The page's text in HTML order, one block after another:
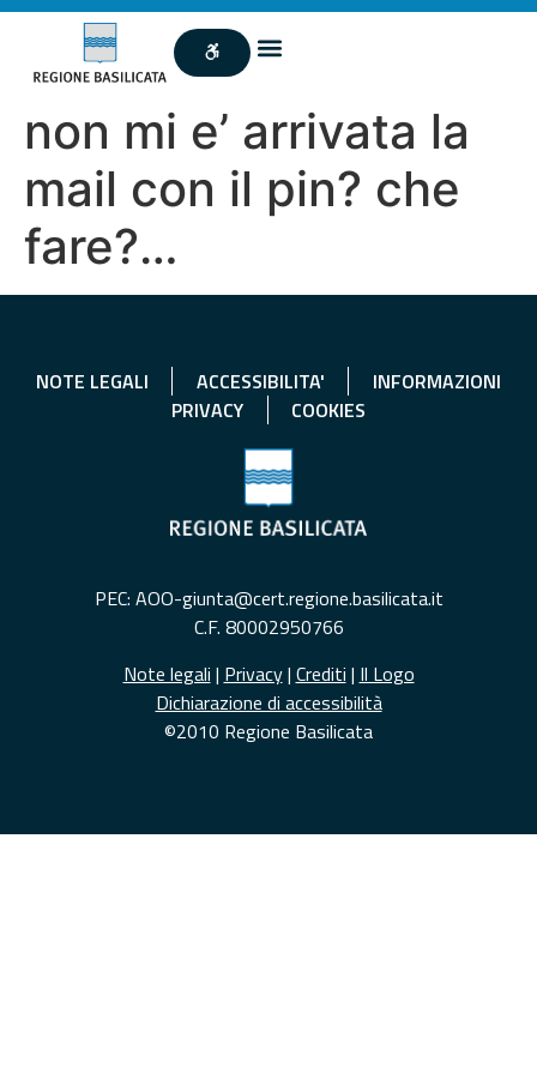
non mi e’ arrivata la
mail con il pin? che
fare?…
NOTE LEGALI ACCESSIBILITA'
INFORMAZIONI
PRIVACY
COOKIES
PEC: AOO-giunta@cert.regione.basilicata.it
C.F. 80002950766
Note legali | Privacy| Crediti | Il Logo
Dichiarazione di accessibilità
©2010 Regione Basilicata